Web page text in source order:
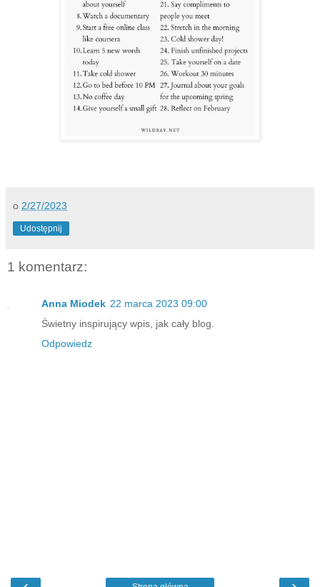
o 2/27/2023
Udostępnij
1 komentarz:
Anna Miodek 22 marca 2023 09:00
Świetny inspirujący wpis, jak cały blog.
Odpowiedz